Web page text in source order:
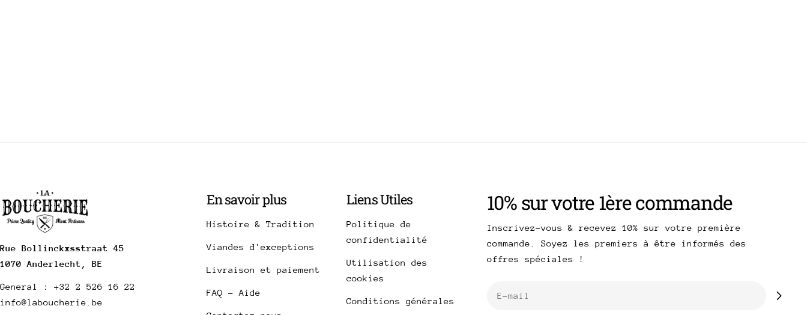
Rue Bollinckxsstraat 45
1070 Anderlecht, BE
General : +32 2 526 16 22
info@laboucherie.be
En savoir plus
Histoire & Tradition
Viandes d'exceptions
Livraison et paiement
FAQ - Aide
Liens Utiles
Politique de
confidentialité
Utilisation des
cookies
Conditions générales
10% sur votre 1ère commande
Inscrivez-vous & recevez 10% sur votre première
commande. Soyez les premiers à être informés des
offres spéciales !